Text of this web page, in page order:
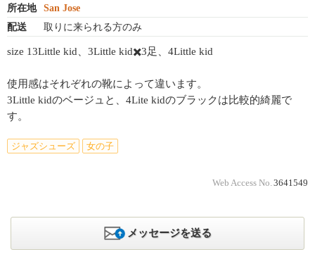
所在地
San Jose
配送
取りに来られる方のみ
size 13Little kid、3Little kid✖️3足、4Little kid
使用感はそれぞれの靴によって違います。
3Little kidのベージュと、4Lite kidのブラックは比較的綺麗で
す。
ジャズシューズ 女の子
Web Access No. 3641549
メッセージを送る